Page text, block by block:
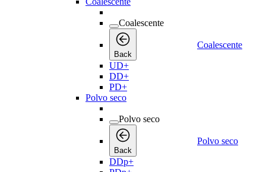
Coalescente
Back
Coalescente
UD+
DD+
PD+
Polvo seco
Polvo seco
Back
Polvo seco
DDp+